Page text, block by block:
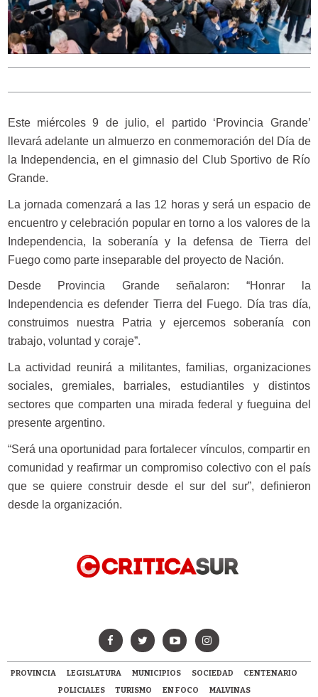
Este miércoles 9 de julio, el partido ‘Provincia Grande’
llevará adelante un almuerzo en conmemoración del Día de
la Independencia, en el gimnasio del Club Sportivo de Río
Grande.
La jornada comenzará a las 12 horas y será un espacio de
encuentro y celebración popular en torno a los valores de la
Independencia, la soberanía y la defensa de Tierra del
Fuego como parte inseparable del proyecto de Nación.
Desde Provincia Grande señalaron: “Honrar la
Independencia es defender Tierra del Fuego. Día tras día,
construimos nuestra Patria y ejercemos soberanía con
trabajo, voluntad y coraje”.
La actividad reunirá a militantes, familias, organizaciones
sociales, gremiales, barriales, estudiantiles y distintos
sectores que comparten una mirada federal y fueguina del
presente argentino.
“Será una oportunidad para fortalecer vínculos, compartir en
comunidad y reafirmar un compromiso colectivo con el país
que se quiere construir desde el sur del sur”, definieron
desde la organización.
PROVINCIA LEGISLATURA MUNICIPIOS SOCIEDAD
CENTENARIO
POLICIALES
TURISMO EN FOCO MALVINAS